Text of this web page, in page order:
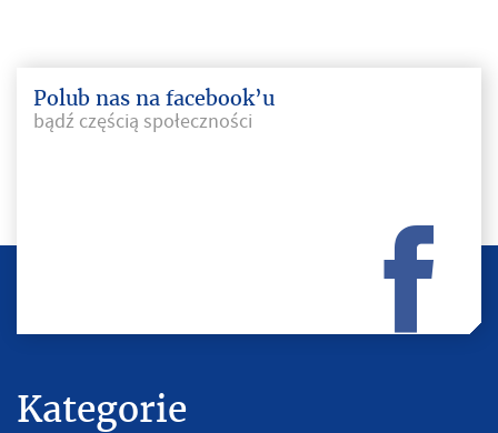
Polub nas na facebook’u
bądź częścią społeczności
Kategorie